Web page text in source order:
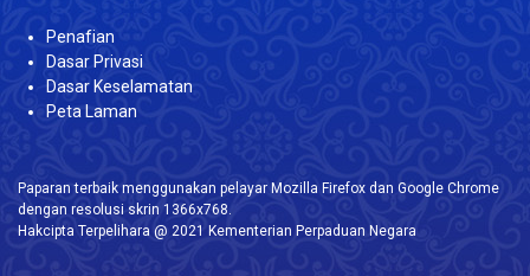
Penafian
Dasar Privasi
Dasar Keselamatan
Peta Laman
Paparan terbaik menggunakan pelayar Mozilla Firefox dan Google Chrome
dengan resolusi skrin 1366x768.
Hakcipta Terpelihara @ 2021 Kementerian Perpaduan Negara